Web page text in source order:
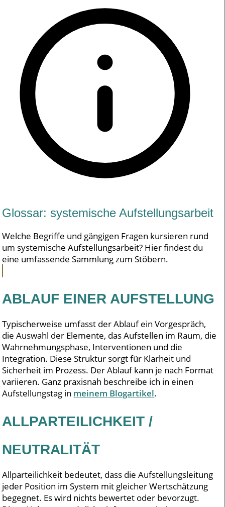
Glossar: systemische Aufstellungsarbeit
Welche Begriffe und gängigen Fragen kursieren rund
um systemische Aufstellungsarbeit? Hier findest du
eine umfassende Sammlung zum Stöbern.
ABLAUF EINER AUFSTELLUNG
Typischerweise umfasst der Ablauf ein Vorgespräch,
die Auswahl der Elemente, das Aufstellen im Raum, die
Wahrnehmungsphase, Interventionen und die
Integration. Diese Struktur sorgt für Klarheit und
Sicherheit im Prozess. Der Ablauf kann je nach Format
variieren. Ganz praxisnah beschreibe ich in einen
Aufstellungstag in meinem Blogartikel.
ALLPARTEILICHKEIT /
NEUTRALITÄT
Allparteilichkeit bedeutet, dass die Aufstellungsleitung
jeder Position im System mit gleicher Wertschätzung
begegnet. Es wird nichts bewertet oder bevorzugt.